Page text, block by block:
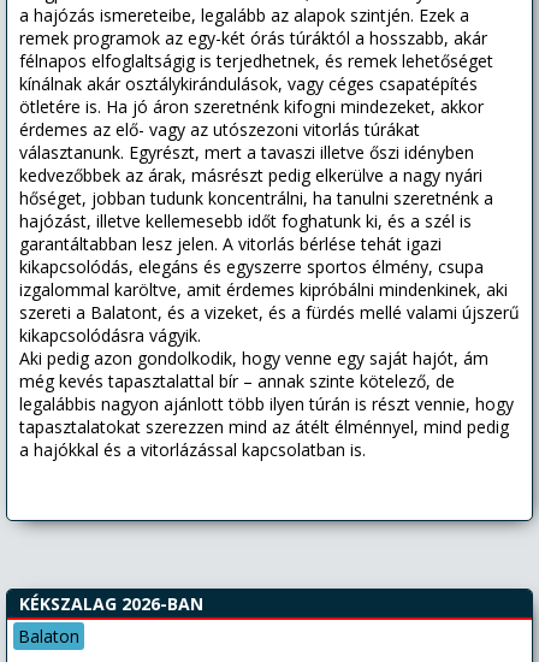
a hajózás ismereteibe, legalább az alapok szintjén. Ezek a
remek programok az egy-két órás túráktól a hosszabb, akár
félnapos elfoglaltságig is terjedhetnek, és remek lehetőséget
kínálnak akár osztálykirándulások, vagy céges csapatépítés
ötletére is. Ha jó áron szeretnénk kifogni mindezeket, akkor
érdemes az elő- vagy az utószezoni vitorlás túrákat
választanunk. Egyrészt, mert a tavaszi illetve őszi idényben
kedvezőbbek az árak, másrészt pedig elkerülve a nagy nyári
hőséget, jobban tudunk koncentrálni, ha tanulni szeretnénk a
hajózást, illetve kellemesebb időt foghatunk ki, és a szél is
garantáltabban lesz jelen. A vitorlás bérlése tehát igazi
kikapcsolódás, elegáns és egyszerre sportos élmény, csupa
izgalommal karöltve, amit érdemes kipróbálni mindenkinek, aki
szereti a Balatont, és a vizeket, és a fürdés mellé valami újszerű
kikapcsolódásra vágyik.
Aki pedig azon gondolkodik, hogy venne egy saját hajót, ám
még kevés tapasztalattal bír – annak szinte kötelező, de
legalábbis nagyon ajánlott több ilyen túrán is részt vennie, hogy
tapasztalatokat szerezzen mind az átélt élménnyel, mind pedig
a hajókkal és a vitorlázással kapcsolatban is.
KÉKSZALAG 2026-BAN
Balaton